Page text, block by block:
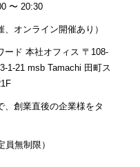
〜 20:30
オンライン開催あり）
ード 本社オフィス 〒108-
1-21 msb Tamachi 田町ス
、創業直後の企業様をタ
無制限）